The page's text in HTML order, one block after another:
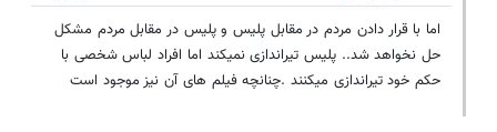
اما با قرار دادن مردم در مقابل پلیس و پلیس در مقابل مردم مشکل
حل نخواهد شد.. پلیس تیراندازی نمیکند اما افراد لباس شخصی با
حکم خود تیراندازی میکنند .چنانچه فیلم های آن نیز موجود است